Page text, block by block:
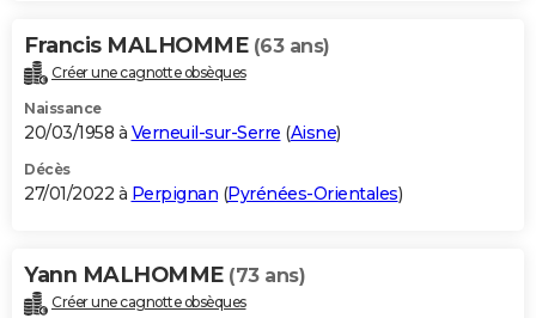
Francis MALHOMME (63 ans)
Créer une cagnotte obsèques
Naissance
20/03/1958 à Verneuil-sur-Serre (Aisne)
Décès
27/01/2022 à Perpignan (Pyrénées-Orientales)
Yann MALHOMME (73 ans)
Créer une cagnotte obsèques